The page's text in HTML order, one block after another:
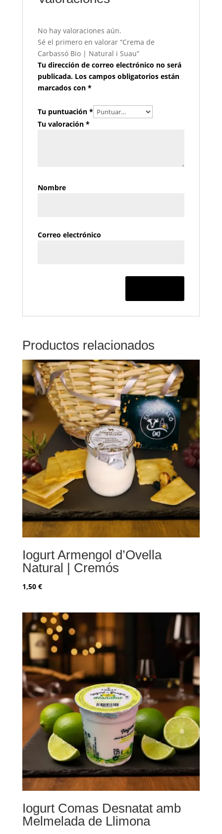
No hay valoraciones aún.
Sé el primero en valorar “Crema de
Carbassó Bio | Natural i Suau”
Tu dirección de correo electrónico no será
publicada. Los campos obligatorios están
marcados con *
Tu puntuación *
Tu valoración *
Nombre
Correo electrónico
Productos relacionados
Iogurt Armengol d’Ovella
Natural | Cremós
1,50 €
Iogurt Comas Desnatat amb
Melmelada de Llimona